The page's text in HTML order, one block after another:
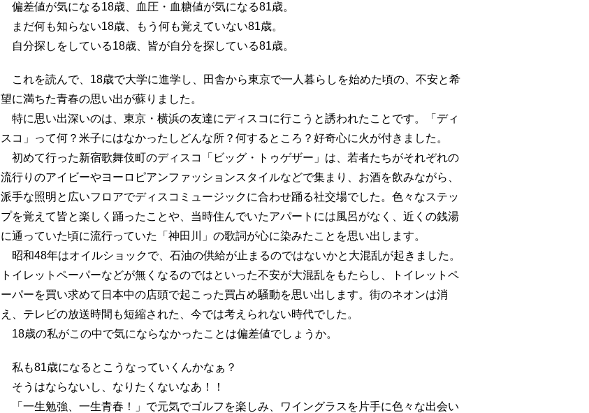
偏差値が気になる18歳、血圧・血糖値が気になる81歳。
まだ何も知らない18歳、もう何も覚えていない81歳。
自分探しをしている18歳、皆が自分を探している81歳。
これを読んで、18歳で大学に進学し、田舎から東京で一人暮らしを始めた頃の、不安と希
望に満ちた青春の思い出が蘇りました。
特に思い出深いのは、東京・横浜の友達にディスコに行こうと誘われたことです。「ディ
スコ」って何？米子にはなかったしどんな所？何するところ？好奇心に火が付きました。
初めて行った新宿歌舞伎町のディスコ「ビッグ・トゥゲザー」は、若者たちがそれぞれの
流行りのアイビーやヨーロピアンファッションスタイルなどで集まり、お酒を飲みながら、
派手な照明と広いフロアでディスコミュージックに合わせ踊る社交場でした。色々なステッ
プを覚えて皆と楽しく踊ったことや、当時住んでいたアパートには風呂がなく、近くの銭湯
に通っていた頃に流行っていた「神田川」の歌詞が心に染みたことを思い出します。
昭和48年はオイルショックで、石油の供給が止まるのではないかと大混乱が起きました。
トイレットペーパーなどが無くなるのではといった不安が大混乱をもたらし、トイレットペ
ーパーを買い求めて日本中の店頭で起こった買占め騒動を思い出します。街のネオンは消
え、テレビの放送時間も短縮された、今では考えられない時代でした。
18歳の私がこの中で気にならなかったことは偏差値でしょうか。
私も81歳になるとこうなっていくんかなぁ？
そうはならないし、なりたくないなあ！！
「一生勉強、一生青春！」で元気でゴルフを楽しみ、ワイングラスを片手に色々な出会い